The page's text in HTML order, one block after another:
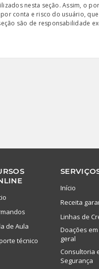
nesta seção. Assim, o
conta e risco do usuário,
são de responsabilidade
de Aula
técnico
Início
Receita
Linhas de
Doações em
geral
Consultoria
Segurança